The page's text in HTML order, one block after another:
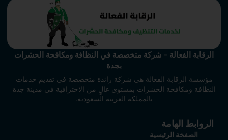
الرقابة الفعالة - شركة متخصصة في النظافة ومكافحة الحشرات
بجدة
مؤسسة الرقابة الفعالة هي شركة رائدة متخصصة في تقديم خدمات
النظافة ومكافحة الحشرات بمستوى عالٍ من الاحترافية في مدينة جدة
بالمملكة العربية السعودية.
الروابط الهامة
الصفخة الرئيسية